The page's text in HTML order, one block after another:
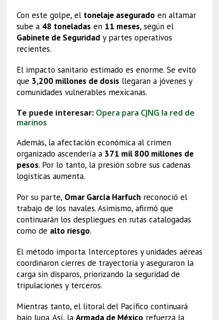
Con este golpe, el tonelaje asegurado en altamar
sube a 48 toneladas en 11 meses, según el
Gabinete de Seguridady partes operativos
recientes.
El impacto sanitario estimado es enorme. Se evitó
que 3,200 millones de dosis llegaran a jóvenes y
comunidades vulnerables mexicanas.
Te puede interesar: Opera para CJNG la red de
marinos
Además, la afectación económica al crimen
organizado ascendería a 371 mil 800 millones de
pesos. Por lo tanto, la presión sobre sus cadenas
logísticas aumenta.
Por su parte, Omar García Harfuchreconoció el
trabajo de los navales. Asimismo, afirmó que
continuarán los despliegues en rutas catalogadas
como de alto riesgo.
El método importa. Interceptores y unidades aéreas
coordinaron cierres de trayectoria y aseguraron la
carga sin disparos, priorizando la seguridad de
tripulaciones y terceros.
Mientras tanto, el litoral del Pacífico continuará
bajo lupa. Así, la Armada de México refuerza la